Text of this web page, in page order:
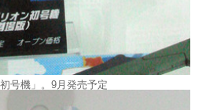
号機」。9月発売予定